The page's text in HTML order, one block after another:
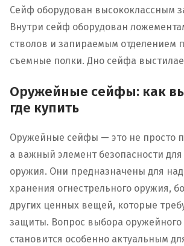
Сейф оборудован высококлассным
Внутри сейф оборудован
стволов и запираемым отделением
съемные полки. Дно сейфа
Оружейные сейфы: как
где купить
Оружейные сейфы — это не просто
а важный элемент безопасности
оружия. Они предназначены для
хранения огнестрельного оружия,
других ценных вещей, которые
защиты. Вопрос выбора оружейного
становится особенно актуальным